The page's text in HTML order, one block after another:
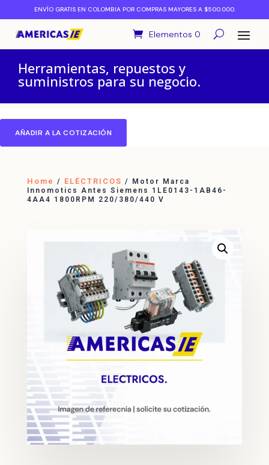
ENVÍO GRATIS EN COLOMBIA POR COMPRAS MAYORES A $500.000.
Elementos 0
Herramientas, repuestos y
suministros para su negocio.
AÑADIR A LA COTIZACIÓN
Home / ELÉCTRICOS / Motor Marca
Innomotics Antes Siemens 1LE0143-1AB46-
4AA4 1800RPM 220/380/440 V